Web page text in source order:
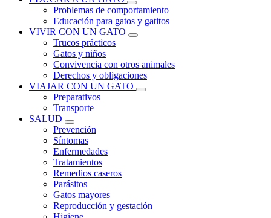
Problemas de comportamiento
Educación para gatos y gatitos
VIVIR CON UN GATO
Trucos prácticos
Gatos y niños
Convivencia con otros animales
Derechos y obligaciones
VIAJAR CON UN GATO
Preparativos
Transporte
SALUD
Prevención
Síntomas
Enfermedades
Tratamientos
Remedios caseros
Parásitos
Gatos mayores
Reproducción y gestación